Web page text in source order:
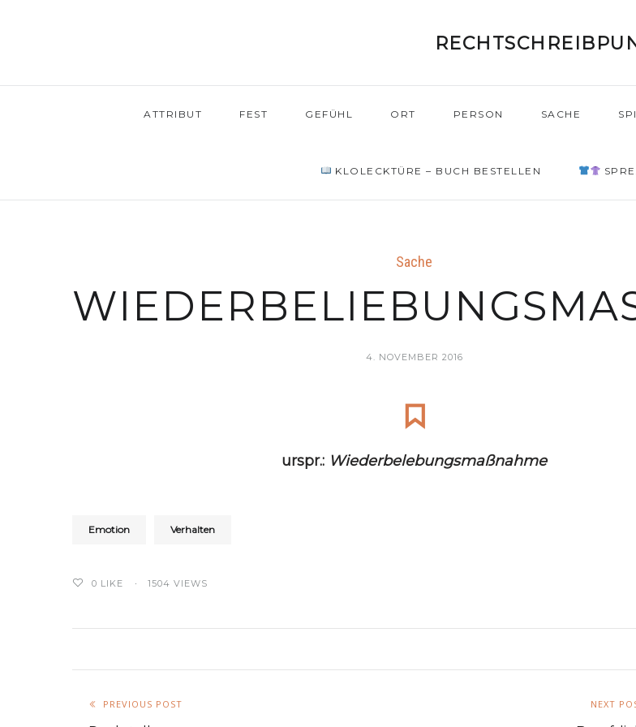
ATTRIBUT FEST GEFÜHL ORT PERSON SACHE
KLOLECKTÜRE – BUCH BESTELLEN
Sache
4. NOVEMBER 2016
urspr.: Wiederbelebungsmaßnahme
Emotion Verhalten
0 LIKE 1504 VIEWS
PREVIOUS POST NEXT